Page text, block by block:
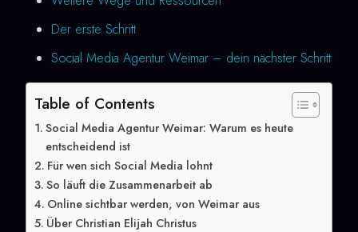
Der erste Schritt
Social Media Agentur Weimar – dein nächster Schritt
Table of Contents
Social Media Agentur Weimar: Warum es heute
entscheidend ist
Für wen sich Social Media lohnt
So läuft die Zusammenarbeit ab
Online sichtbar werden, von Weimar aus
Über Christian Elijah Christus